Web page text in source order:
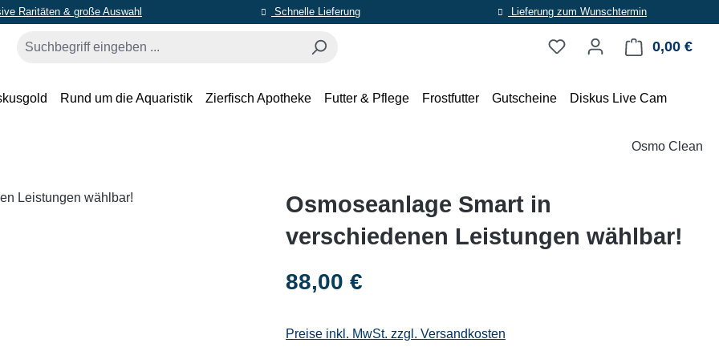
Raritäten & große Auswahl Schnelle Lieferung Lieferung zum Wunschtermin
0,00 €
Rund um die Aquaristik Zierfisch Apotheke Futter & Pflege Frostfutter Gutscheine Diskus Live Cam
Osmo Clean
Osmoseanlage Smart in
verschiedenen Leistungen wählbar!
Regulärer Preis:
88,00 €
Preise inkl. MwSt. zzgl. Versandkosten